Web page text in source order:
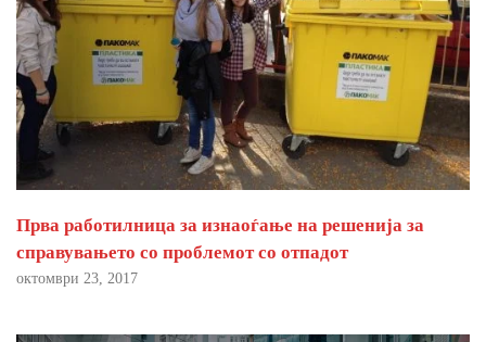
Прва работилница за изнаоѓање на решенија за
справувањето со проблемот со отпадот
октомври 23, 2017